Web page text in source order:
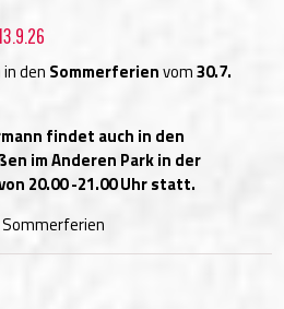
den Sommerferienvom30.7.
findet auch in den
im Anderen Park in der
20.00 -21.00 Uhr statt.